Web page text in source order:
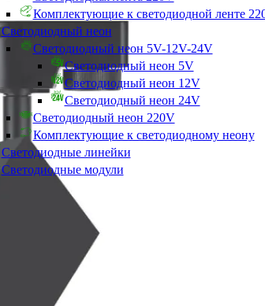
Комплектующие к светодиодной ленте
Светодиодный неон
Светодиодный неон 5V-12V-24V
Светодиодный неон 5V
Светодиодный неон 12V
Светодиодный неон 24V
Светодиодный неон 220V
Комплектующие к светодиодному неону
Светодиодные линейки
Светодиодные модули